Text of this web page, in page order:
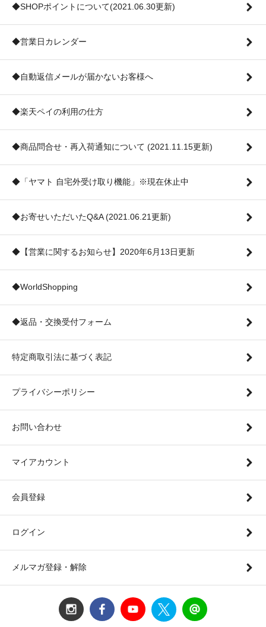
◆SHOPポイントについて(2021.06.30更新)
◆営業日カレンダー
◆自動返信メールが届かないお客様へ
◆楽天ペイの利用の仕方
◆商品問合せ・再入荷通知について (2021.11.15更新)
◆「ヤマト 自宅外受け取り機能」※現在休止中
◆お寄せいただいたQ&A (2021.06.21更新)
◆【営業に関するお知らせ】2020年6月13日更新
◆WorldShopping
◆返品・交換受付フォーム
特定商取引法に基づく表記
プライバシーポリシー
お問い合わせ
マイアカウント
会員登録
ログイン
メルマガ登録・解除